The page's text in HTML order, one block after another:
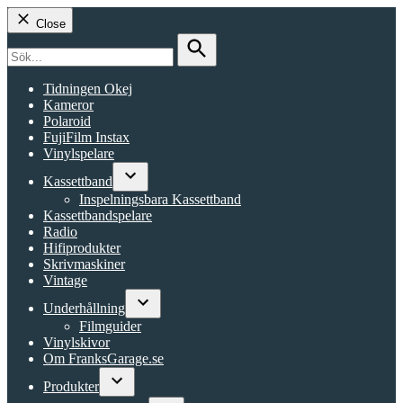
Close
for:
Search
Tidningen Okej
Kameror
Polaroid
FujiFilm Instax
Vinylspelare
Kassettband
Open
dropdown
menu
Inspelningsbara Kassettband
Kassettbandspelare
Radio
Hifiprodukter
Skrivmaskiner
Vintage
Underhållning
Open
Filmguider
Vinylskivor
Om FranksGarage.se
Produkter
Open